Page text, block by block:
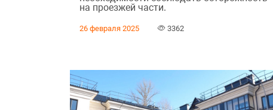
на проезжей части.
26 февраля 2025 3362